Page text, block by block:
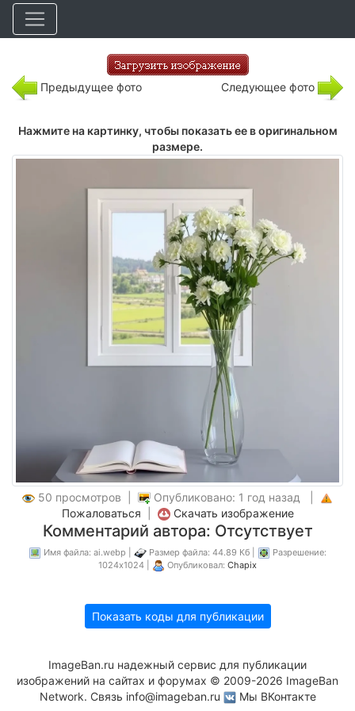
Предыдущее фото Следующее фото
Нажмите на картинку, чтобы показать ее в оригинальном
размере.
50 просмотров |
Опубликовано: 1 год назад |
Пожаловаться
Скачать изображение
Комментарий автора: Отсутствует
Имя файла: ai.webp | Размер файла: 44.89 Кб |
Разрешение:
1024x1024 |
Опубликовал: Chapix
Показать коды для публикации
ImageBan.ru надежный сервис для публикации
изображений на сайтах и форумах © 2009-2026 ImageBan
Network. Связь info@imageban.ru Мы ВКонтакте